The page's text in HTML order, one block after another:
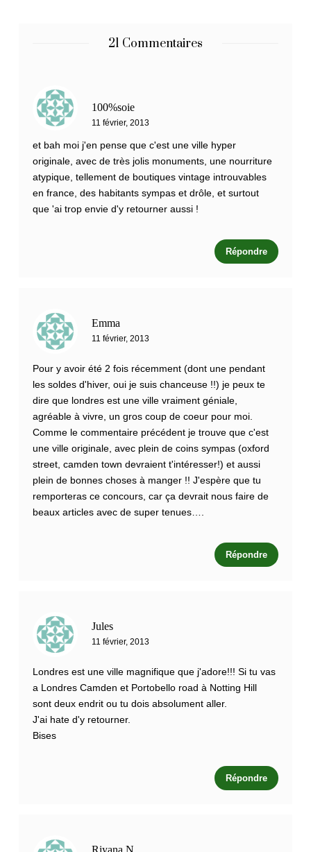
21 Commentaires
100%soie
11 février, 2013
et bah moi j'en pense que c'est une ville hyper
originale, avec de très jolis monuments, une nourriture
atypique, tellement de boutiques vintage introuvables
en france, des habitants sympas et drôle, et surtout
que 'ai trop envie d'y retourner aussi !
Répondre
Emma
11 février, 2013
Pour y avoir été 2 fois récemment (dont une pendant
les soldes d'hiver, oui je suis chanceuse !!) je peux te
dire que londres est une ville vraiment géniale,
agréable à vivre, un gros coup de coeur pour moi.
Comme le commentaire précédent je trouve que c'est
une ville originale, avec plein de coins sympas (oxford
street, camden town devraient t'intéresser!) et aussi
plein de bonnes choses à manger !! J'espère que tu
remporteras ce concours, car ça devrait nous faire de
beaux articles avec de super tenues….
Répondre
Jules
11 février, 2013
Londres est une ville magnifique que j'adore!!! Si tu vas
a Londres Camden et Portobello road à Notting Hill
sont deux endrit ou tu dois absolument aller.
J'ai hate d'y retourner.
Bises
Répondre